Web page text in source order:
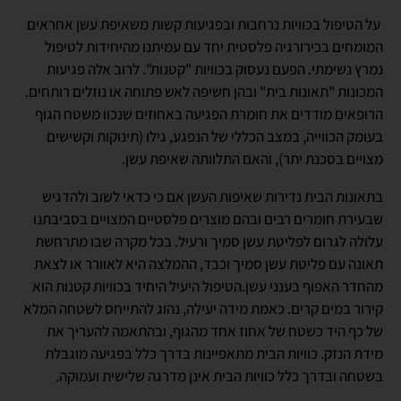
על הטיפול בכוויות נרחבות ובפגיעות קשות משאיפת עשן אחראים
המומחים בכירורגיה פלסטית יחד עם עמיתנו מהיחידות לטיפול
נמרץ נשימתי. הפעם נעסוק בכוויות "קטנות". לרוב אלה פגיעות
המכונות "תאונות בית" ובהן חשיפה לאש פתוחה או נוזלים רותחים.
הרופאים מודדים את חומרת הפגיעה באחוזים שנכוו משטח הגוף
בעומק הכווייה, במצב הכללי של הנפגע, גילו (תינוקות וקשישים
מצויים בסכנת יתר), והאם התלוותה שאיפת עשן.
בתאונות הבית נדירות שאיפות העשן אם כי כדאי לשוב ולהדגיש
שבעירת חומרים רבים ובהם מוצרים פלסטיים המצויים בסביבתנו
עלולה לגרום לפליטת עשן סמיך ורעיל. בכל מקרה שבו מתרחשת
תאונה עם פליטת עשן סמיך וכבד, ההמלצה היא לאוורר או לצאת
מהחדר האפוף בענני עשן.הטיפול היעיל היחיד בכוויות קטנות הוא
קירור במים קרים. כאמת מידה יעילה, נהוג להתייחס לשטחה המלא
של כף היד כשטח של אחוז אחד מהגוף, ובהתאמה להעריך את
מידת הנזק. כוויות הבית מתאפיינות בדרך כלל בפגיעה מוגבלת
בשטחה ובדרך כלל כוויות הבית אינן מדרגה שלישית ועמוקה.